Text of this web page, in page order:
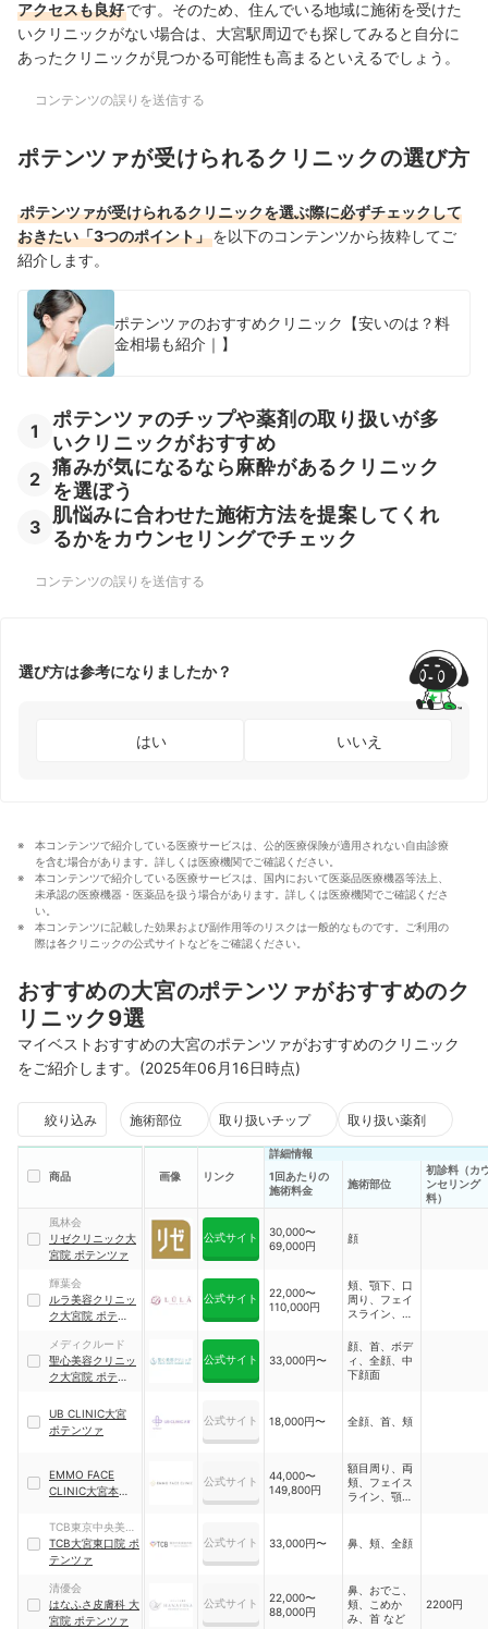
アクセスも良好です。そのため、住んでいる地域に施術を受けた
いクリニックがない場合は、大宮駅周辺でも探してみると自分に
あったクリニックが見つかる可能性も高まるといえるでしょう。
コンテンツの誤りを送信する
ポテンツァが受けられるクリニックの選び方
ポテンツァが受けられるクリニックを選ぶ際に必ずチェックして
おきたい「3つのポイント」を以下のコンテンツから抜粋してご
紹介します。
ポテンツァのおすすめクリニック【安いのは？料
金相場も紹介｜】
1
ポテンツァのチップや薬剤の取り扱いが多
いクリニックがおすすめ
2
痛みが気になるなら麻酔があるクリニック
を選ぼう
3
肌悩みに合わせた施術方法を提案してくれ
るかをカウンセリングでチェック
コンテンツの誤りを送信する
選び方は参考になりましたか？
はい いいえ
本コンテンツで紹介している医療サービスは、公的医療保険が適用されない自由診療
を含む場合があります。詳しくは医療機関でご確認ください。
本コンテンツで紹介している医療サービスは、国内において医薬品医療機器等法上、
未承認の医療機器・医薬品を扱う場合があります。詳しくは医療機関でご確認くださ
い。
本コンテンツに記載した効果および副作用等のリスクは一般的なものです。ご利用の
際は各クリニックの公式サイトなどをご確認ください。
おすすめの大宮のポテンツァがおすすめのク
リニック9選
マイベストおすすめの大宮のポテンツァがおすすめのクリニック
をご紹介します。(2025年06月16日時点)
絞り込み 施術部位 取り扱いチップ 取り扱い薬剤
商品 画像 リンク
詳細情報
1回あたりの
施術料金
施術部位
初診料（カ
ンセリング
料）
風林会
リゼクリニック大
宮院 ポテンツァ
公式サイト
30,000〜
69,000円
顔
輝葉会
ルラ美容クリニッ
ク大宮院 ポテンツ
公式サイト
22,000〜
110,000円
頬、顎下、口
周り、フェイ
スライン、全
メディクルード
聖心美容クリニッ
ク大宮院 ポテンツ
公式サイト 33,000円〜
顔、首、ボデ
ィ、全顔、中
下顔面
UB CLINIC大宮
ポテンツァ
公式サイト 18,000円〜 全顔、首、頬
EMMO FACE
CLINIC大宮本院
公式サイト
44,000〜
149,800円
額目周り、両
頬、フェイス
ライン、顎
TCB東京中央美容
外科
TCB大宮東口院 ポ
テンツァ
公式サイト 33,000円〜 鼻、頬、全顔
清優会
はなふさ皮膚科 大
宮院 ポテンツァ
公式サイト
22,000〜
88,000円
鼻、おでこ、
頬、こめか
み、首 など
2200円